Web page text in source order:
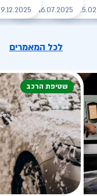
לקריאה לקריאה16.07.2025
לכל המאמרים
שטיפת הרכב